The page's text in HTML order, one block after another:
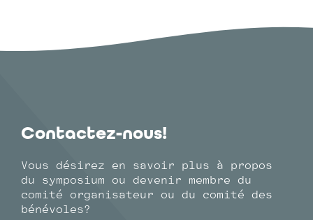
Contactez-nous!
Vous désirez en savoir plus à propos
du symposium ou devenir membre du
comité organisateur ou du comité des
bénévoles?